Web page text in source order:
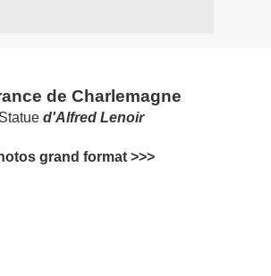
de Charlemagne
Statue d'Alfred Lenoir
grand format >>>